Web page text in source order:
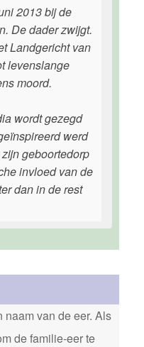
2013 bij de
De dader zwijgt.
Landgericht van
levenslange
moord.
wordt gezegd
werd
geboortedorp
invloed van de
dan in de rest
naam van de eer. Als
de familie-eer te